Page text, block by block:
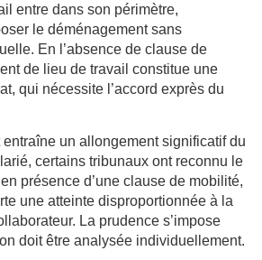
entre dans son périmètre,
le déménagement sans
En l’absence de clause de
de lieu de travail constitue une
qui nécessite l’accord exprès du
un allongement significatif du
certains tribunaux ont reconnu le
présence d’une clause de mobilité,
une atteinte disproportionnée à la
La prudence s’impose
doit être analysée individuellement.